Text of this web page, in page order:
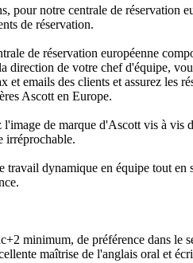
pour notre centrale de réservation
de réservation.
de réservation européenne
direction de votre chef d'équipe,
et emails des clients et assurez les
Ascott en Europe.
l'image de marque d'Ascott vis à vis
irréprochable.
travail dynamique en équipe tout en
minimum, de préférence dans le
maîtrise de l'anglais oral et